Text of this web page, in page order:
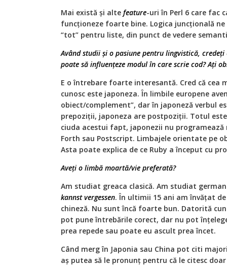
Mai există și alte feature-uri în Perl 6 care fac
funcționeze foarte bine. Logica juncțională ne
“tot” pentru liste, din punct de vedere
Având studii și o pasiune pentru lingvistică,
poate să influențeze modul în care scrie cod? Ați
E o întrebare foarte interesantă. Cred că cea
cunosc este japoneza. În limbile europene
obiect/complement”, dar în japoneză verbul
prepoziții, japoneza are postpoziții. Totul
ciuda acestui fapt, japonezii nu programează
Forth sau Postscript. Limbajele orientate pe
Asta poate explica de ce Ruby a început cu
Aveți o limbă moartă/vie preferată?
Am studiat greaca clasică. Am studiat
kannst vergessen. În ultimii 15 ani am învățat
chineză. Nu sunt încă foarte bun. Datorită
pot pune întrebările corect, dar nu pot
prea repede sau poate eu ascult prea încet.
Când merg în Japonia sau China pot citi
aș putea să le pronunț pentru că le citesc